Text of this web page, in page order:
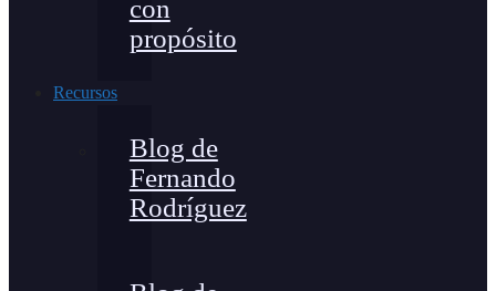
con
propósito
Recursos
Blog de
Fernando
Rodríguez